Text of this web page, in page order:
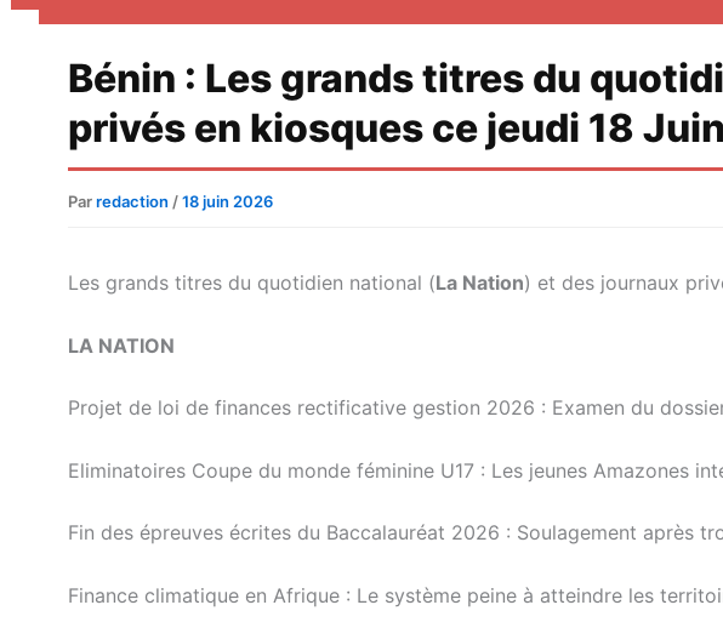
Bénin : Les grands titres du
privés en kiosques ce jeudi 18
Parredaction /18 juin 2026
Les grands titres du quotidien national (La Nation) et des journaux
LA NATION
Projet de loi de finances rectificative gestion 2026 : Examen du
Eliminatoires Coupe du monde féminine U17 : Les jeunes Amazones
Fin des épreuves écrites du Baccalauréat 2026 : Soulagement après
Finance climatique en Afrique : Le système peine à atteindre les